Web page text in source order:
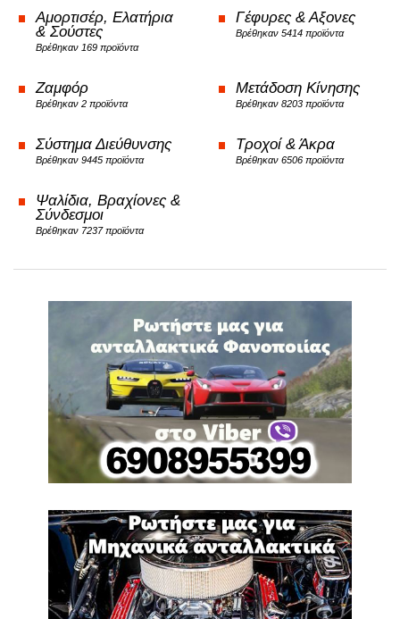
Αμορτισέρ, Ελατήρια
& Σούστες
Βρέθηκαν 169 προϊόντα
Γέφυρες & Αξονες
Βρέθηκαν 5414 προϊόντα
Ζαμφόρ
Βρέθηκαν 2 προϊόντα
Μετάδοση Κίνησης
Βρέθηκαν 8203 προϊόντα
Σύστημα Διεύθυνσης
Βρέθηκαν 9445 προϊόντα
Τροχοί & Άκρα
Βρέθηκαν 6506 προϊόντα
Ψαλίδια, Βραχίονες &
Σύνδεσμοι
Βρέθηκαν 7237 προϊόντα